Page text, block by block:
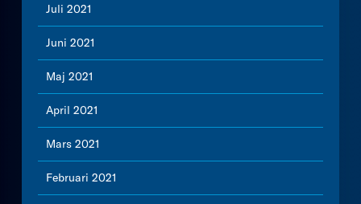
Juli 2021
Juni 2021
Maj 2021
April 2021
Mars 2021
Februari 2021